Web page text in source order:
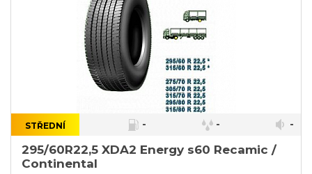
STŘEDNÍ - - -
295/60R22,5 XDA2 Energy s60 Recamic /
Continental